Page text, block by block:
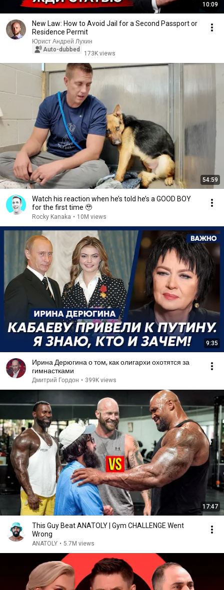
10:09
New Law: How to Avoid Jail for a Second Passport or
Residence Permit
Юрист Андрей Лухин
Auto-dubbed
173K views
54:59
Watch his reaction when he’s told he’s a GOOD BOY
for the first time 🥹
Rocky Kanaka • 10M views
9:35
Ирина Дерюгина о том, как олигархи охотятся за
гимнастками
Дмитрий Гордон • 399K views
17:47
This Guy Beat ANATOLY | Gym CHALLENGE Went
Wrong
ANATOLY • 5.7M views